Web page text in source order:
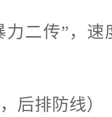
力二传”，
后排防线）